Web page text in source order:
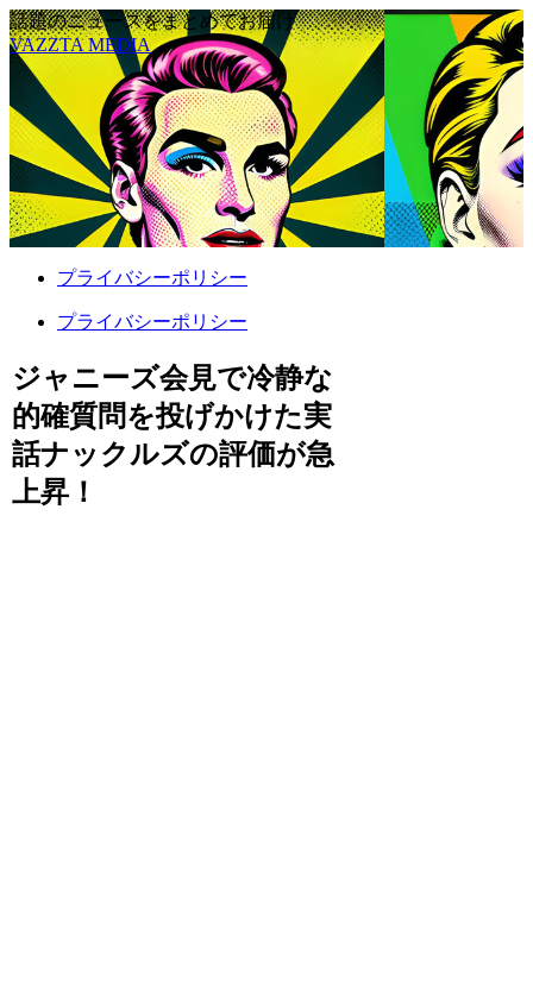
話題のニュースをまとめてお届け
VAZZTA MEDIA
プライバシーポリシー
プライバシーポリシー
ジャニーズ会見で冷静な
的確質問を投げかけた実
話ナックルズの評価が急
上昇！